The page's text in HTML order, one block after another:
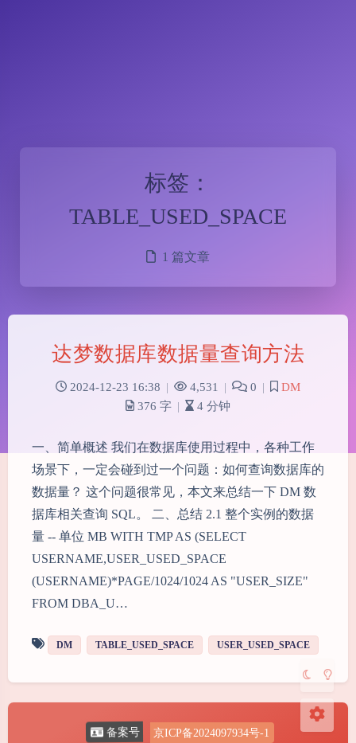
夜间模式
关闭 日落 暗化 灰度
标签：
TABLE_USED_SPACE
1 篇文章
达梦数据库数据量查询方法
2024-12-23 16:38 | 4,531 | 0 |
DM
376 字 | 4 分钟
一、简单概述 我们在数据库使用过程中，各种工作
场景下，一定会碰到过一个问题：如何查询数据库的
数据量？ 这个问题很常见，本文来总结一下 DM 数
据库相关查询 SQL。 二、总结 2.1 整个实例的数据
量 -- 单位 MB WITH TMP AS (SELECT
USERNAME,USER_USED_SPACE
(USERNAME)*PAGE/1024/1024 AS "USER_SIZE"
FROM DBA_U…
DM TABLE_USED_SPACE USER_USED_SPACE
备案号 京ICP备2024097934号-1